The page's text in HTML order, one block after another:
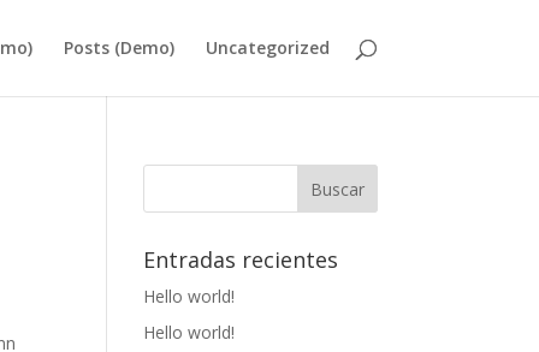
Posts (Demo) Uncategorized
Entradas recientes
Hello world!
Hello world!